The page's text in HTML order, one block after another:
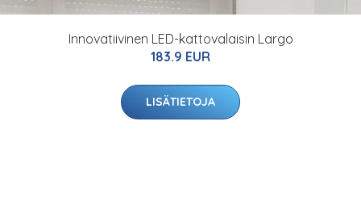
Innovatiivinen LED-kattovalaisin Largo
183.9 EUR
LISÄTIETOJA